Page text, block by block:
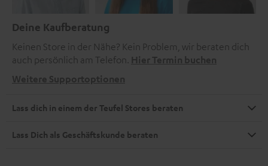
Deine Kaufberatung
Keinen Store in der Nähe? Kein Problem, wir beraten dich
auch persönlich am Telefon. Hier Termin buchen
Weitere Supportoptionen
Lass dich in einem der Teufel Stores beraten
Lass Dich als Geschäftskunde beraten